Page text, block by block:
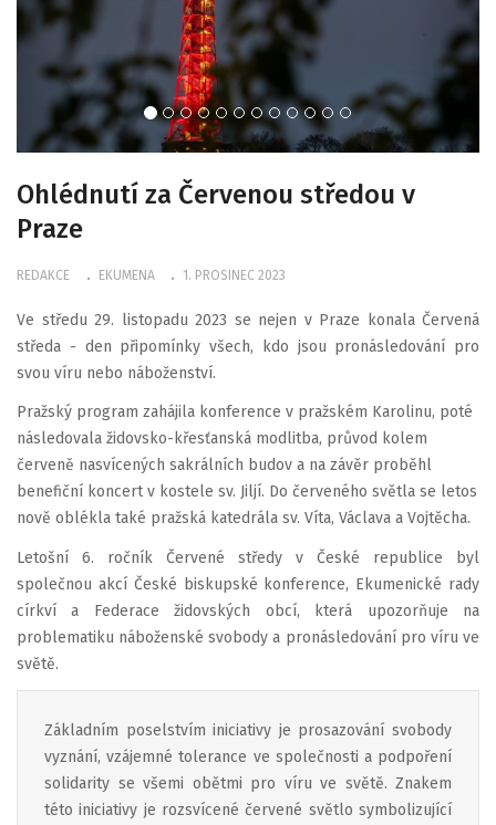
Ohlédnutí za Červenou středou v
Praze
REDAKCE EKUMENA 1. PROSINEC 2023
Ve středu 29. listopadu 2023 se nejen v Praze konala Červená
středa - den připomínky všech, kdo jsou pronásledování pro
svou víru nebo náboženství.
Pražský program zahájila konference v pražském Karolinu, poté
následovala židovsko-křesťanská modlitba, průvod kolem
červeně nasvícených sakrálních budov a na závěr proběhl
benefiční koncert v kostele sv. Jiljí. Do červeného světla se letos
nově oblékla také pražská katedrála sv. Víta, Václava a Vojtěcha.
Letošní 6. ročník Červené středy v České republice byl
společnou akcí České biskupské konference, Ekumenické rady
církví a Federace židovských obcí, která upozorňuje na
problematiku náboženské svobody a pronásledování pro víru ve
světě.
Základním poselstvím iniciativy je prosazování svobody
vyznání, vzájemné tolerance ve společnosti a podpoření
solidarity se všemi obětmi pro víru ve světě. Znakem
této iniciativy je rozsvícené červené světlo symbolizující